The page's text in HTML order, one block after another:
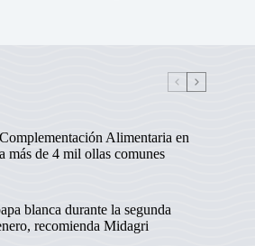
Alimentaria en
más de 4 mil ollas comunes
blanca durante la segunda
recomienda Midagri